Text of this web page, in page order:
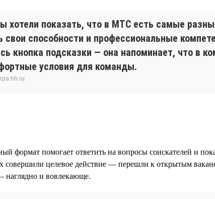
показать, что в МТС есть самые
свои способности и профессиональные
кнопка подсказки — она напоминает, что в
условия для команды.
hh.ru
формат помогает ответить на вопросы соискателей и
совершили целевое действие — перешли к открытым
наглядно и вовлекающе.